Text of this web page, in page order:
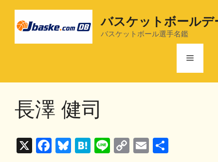
バスケットボールデ
バスケットボール選手名鑑
メ
長澤 健司
X
F
Bl H
Li C
E